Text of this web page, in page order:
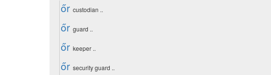
őr custodian ..
őr guard ..
őr keeper ..
őr security guard ..